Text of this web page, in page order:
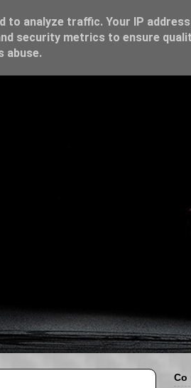
Co
analyze traffic. Your IP address
security metrics to ensure
abuse.